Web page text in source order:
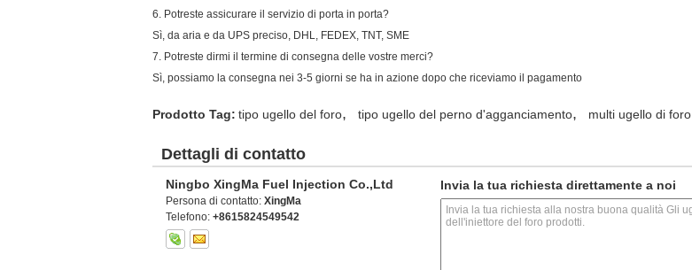
6. Potreste assicurare il servizio di porta in porta?
Sì, da aria e da UPS preciso, DHL, FEDEX, TNT, SME
7. Potreste dirmi il termine di consegna delle vostre merci?
Sì, possiamo la consegna nei 3-5 giorni se ha in azione dopo che riceviamo il pagamento
Prodotto Tag: tipo ugello del foro, tipo ugello del perno d'agganciamento, multi ugello di foro
Dettagli di contatto
Ningbo XingMa Fuel Injection Co.,Ltd
Persona di contatto: XingMa
Telefono: +8615824549542
Invia la tua richiesta direttamente a noi